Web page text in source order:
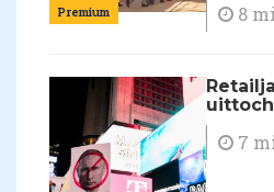
Premium 8
7